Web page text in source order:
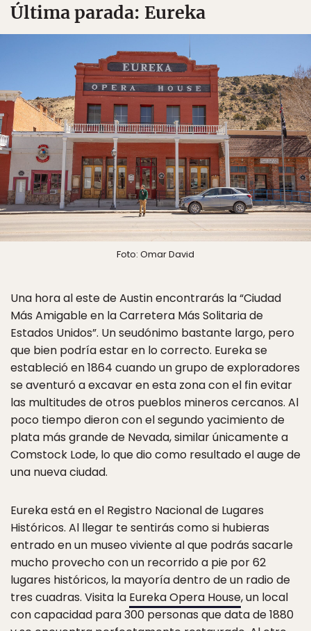
Última parada: Eureka
Foto: Omar David
Una hora al este de Austin encontrarás la “Ciudad
Más Amigable en la Carretera Más Solitaria de
Estados Unidos”. Un seudónimo bastante largo, pero
que bien podría estar en lo correcto. Eureka se
estableció en 1864 cuando un grupo de exploradores
se aventuró a excavar en esta zona con el fin evitar
las multitudes de otros pueblos mineros cercanos. Al
poco tiempo dieron con el segundo yacimiento de
plata más grande de Nevada, similar únicamente a
Comstock Lode, lo que dio como resultado el auge de
una nueva ciudad.
Eureka está en el Registro Nacional de Lugares
Históricos. Al llegar te sentirás como si hubieras
entrado en un museo viviente al que podrás sacarle
mucho provecho con un recorrido a pie por 62
lugares históricos, la mayoría dentro de un radio de
tres cuadras. Visita la Eureka Opera House, un local
con capacidad para 300 personas que data de 1880